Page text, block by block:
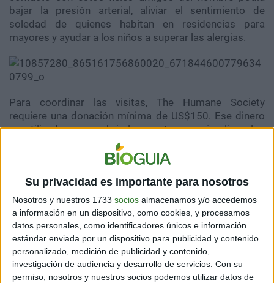
Su privacidad es importante para nosotros
Nosotros y nuestros 1733 socios almacenamos y/o accedemos
a información en un dispositivo, como cookies, y procesamos
datos personales, como identificadores únicos e información
estándar enviada por un dispositivo para publicidad y contenido
personalizado, medición de publicidad y contenido,
investigación de audiencia y desarrollo de servicios. Con su
permiso, nosotros y nuestros socios podemos utilizar datos de
bajar la presión arterial, aliviar el sentimiento de
soledad de quienes habitan en residencias para
mayores y ayudar a los niños a superar las alergias.
Para coordinar las visitas, The Humane Society
requiere una donación mínima de US$150. Ese dinero
es utilizado para cubrir los gastos que implican los
cuidados de los animales que acogen. Si bien por
ahora el servicio es brindado únicamente en las zonas